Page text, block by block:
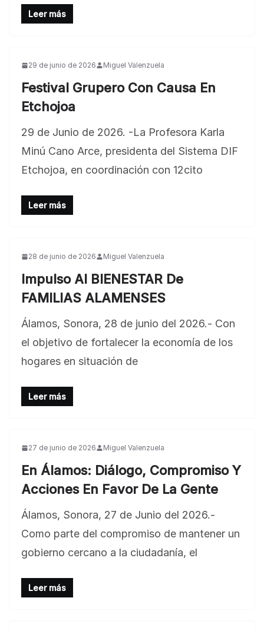
Leer más
29 de junio de 2026 Miguel Valenzuela
Festival Grupero Con Causa En
Etchojoa
29 de Junio de 2026. -La Profesora Karla
Minú Cano Arce, presidenta del Sistema DIF
Etchojoa, en coordinación con 12cito
Leer más
28 de junio de 2026 Miguel Valenzuela
Impulso Al BIENESTAR De
FAMILIAS ALAMENSES
Álamos, Sonora, 28 de junio del 2026.- Con
el objetivo de fortalecer la economía de los
hogares en situación de
Leer más
27 de junio de 2026 Miguel Valenzuela
En Álamos: Diálogo, Compromiso Y
Acciones En Favor De La Gente
Álamos, Sonora, 27 de Junio del 2026.-
Como parte del compromiso de mantener un
gobierno cercano a la ciudadanía, el
Leer más